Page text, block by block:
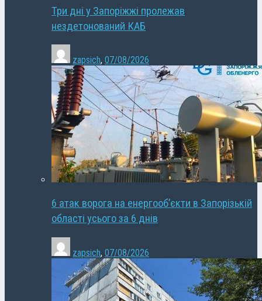
Три дні у Запоріжжі пролежав
нездетонований КАБ
zapsich, 07/08/2026
6 атак ворога на енергооб’єкти в Запорізькій
області усього за 6 днів
zapsich, 07/08/2026